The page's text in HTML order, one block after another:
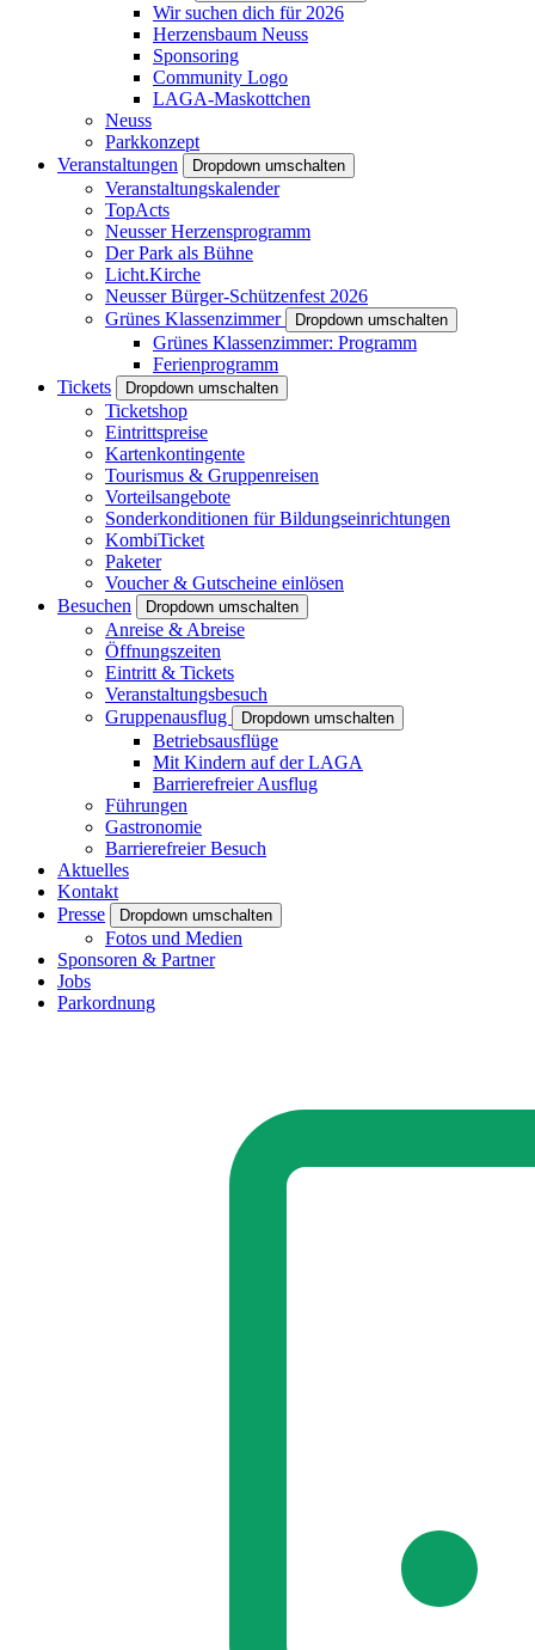
Wir suchen dich für 2026
Herzensbaum Neuss
Sponsoring
Community Logo
LAGA-Maskottchen
Neuss
Parkkonzept
Veranstaltungen
Dropdown umschalten
Veranstaltungskalender
TopActs
Neusser Herzensprogramm
Der Park als Bühne
Licht.Kirche
Neusser Bürger-Schützenfest 2026
Grünes Klassenzimmer
Dropdown umschalten
Grünes Klassenzimmer: Programm
Ferienprogramm
Tickets
Dropdown umschalten
Ticketshop
Eintrittspreise
Kartenkontingente
Tourismus & Gruppenreisen
Vorteilsangebote
Sonderkonditionen für Bildungseinrichtungen
KombiTicket
Paketer
Voucher & Gutscheine einlösen
Besuchen
Dropdown umschalten
Anreise & Abreise
Öffnungszeiten
Eintritt & Tickets
Veranstaltungsbesuch
Gruppenausflug
Dropdown umschalten
Betriebsausflüge
Mit Kindern auf der LAGA
Barrierefreier Ausflug
Führungen
Gastronomie
Barrierefreier Besuch
Aktuelles
Kontakt
Presse
Dropdown umschalten
Fotos und Medien
Sponsoren & Partner
Jobs
Parkordnung